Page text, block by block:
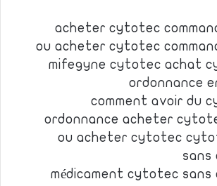
acheter cytotec
ou acheter cytotec
mifegyne cytotec achat
ordonnance
comment avoir du
ordonnance acheter
ou acheter cytotec
sans
médicament cytotec sans